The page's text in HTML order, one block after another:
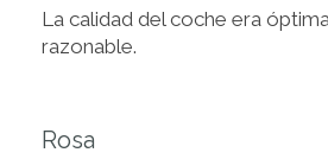
La calidad del coche era
razonable.
Rosa